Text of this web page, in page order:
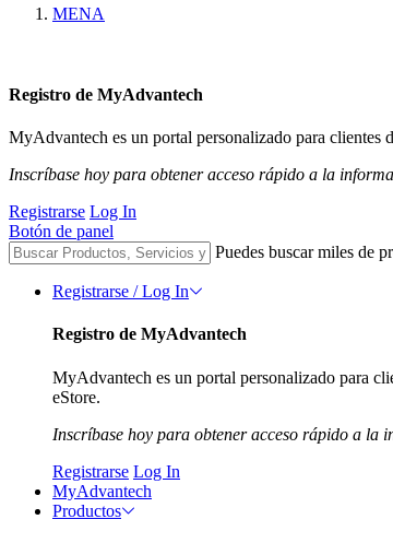
MENA
Registro de MyAdvantech
MyAdvantech es un portal personalizado para clientes
Inscríbase hoy para obtener acceso rápido a la
Registrarse Log In
Botón de panel
Puedes buscar miles de
Registrarse / Log In
Registro de MyAdvantech
MyAdvantech es un portal personalizado para
eStore.
Inscríbase hoy para obtener acceso rápido a la
Registrarse Log In
MyAdvantech
Productos